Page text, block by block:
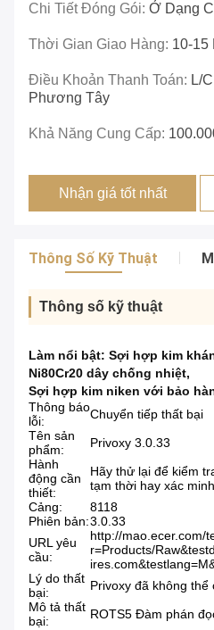
Chi Tiết Đóng Gói: Ở Dạng
Thời Gian Giao Hàng: 10-15
Điều Khoản Thanh Toán: L/
Phương Tây
Khả Năng Cung Cấp:
Nhận giá tốt nhất
Thông Số Kỹ Thuật
Thông số kỹ thuật
Làm nổi bật: Sợi hợp kim
Ni80Cr20 dây chống nhiệt,
Sợi hợp kim niken với bảo
Thông báo
lỗi:
Chuyển tiếp thất bại
Tên sản
phẩm:
Privoxy 3.0.33
Hành
động cần
thiết:
Hãy thử lại để kiểm
tạm thời hay xác
Cảng:
8118
Phiên bản:3.0.33
URL yêu
cầu:
http://mao.ecer.com/
r=Products/
Lý do thất
bại:
Privoxy đã không thể
Mô tả thất
bại:
ROTS5 Đàm phán